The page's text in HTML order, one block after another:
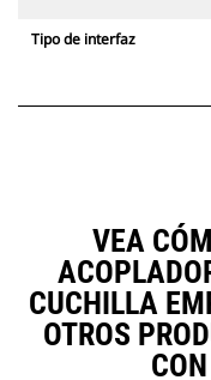
Tipo de interfaz
VEA
CUCHILLA
OTROS